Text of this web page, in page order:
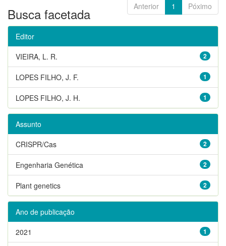
Anterior 1 Póximo
Busca facetada
Editor
2
VIEIRA, L. R.
1
LOPES FILHO, J. F.
1
LOPES FILHO, J. H.
Assunto
2
CRISPR/Cas
2
Engenharia Genética
2
Plant genetics
Ano de publicação
1
2021